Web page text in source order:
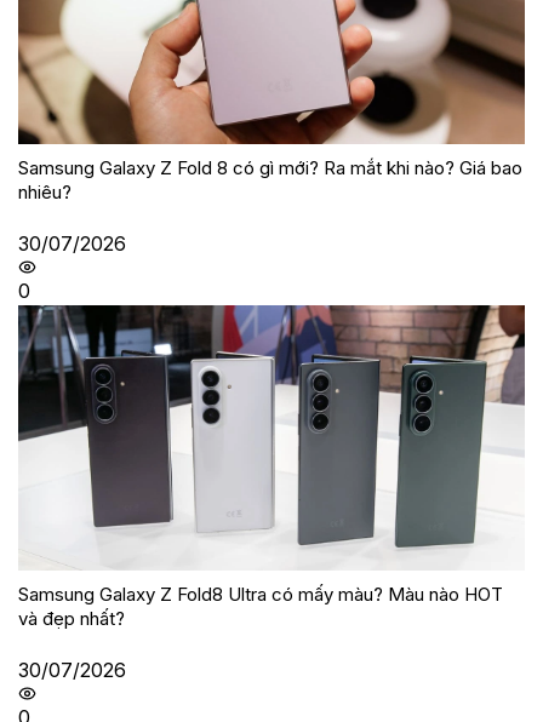
Samsung Galaxy Z Fold 8 có gì mới? Ra mắt khi nào? Giá bao
nhiêu?
30/07/2026
0
Samsung Galaxy Z Fold8 Ultra có mấy màu? Màu nào HOT
và đẹp nhất?
30/07/2026
0